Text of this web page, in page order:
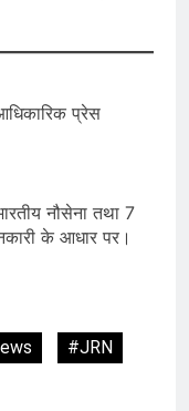
प्रेस
नौसेना तथा 7
के आधार पर।
#JRN